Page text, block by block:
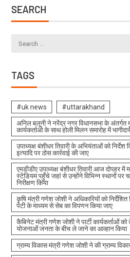
SEARCH
TAGS
#uk news #uttarakhand
अनिल बलूनी ने नरेंद्र नगर विधानसभा के अंतर्गत
कार्यकर्ताओ के साथ होली मिलन समारोह में
उपाध्यक्ष बंशीधर तिवारी के अभियंताओं को निर्देश
इत्यादि पर ठोस कार्रवाई की जाए
एमडीडीए उपाध्यक्ष बंशीधर तिवारी आज दोपहर में
स्टेडियम पहुँचे जहां से उन्होंने विभिन्न स्थानों पर
निरीक्षण किया
कृषि मंत्री गणेश जोशी ने अधिकारियों को
पेटी के माध्यम से सेब का विपणन किया जाए
कैबिनेट मंत्री गणेश जोशी ने पार्टी कार्यकर्ताओं
योजनाओं जनता के बीच ले जाने का आव्हान किया
ग्राम्य विकास मंत्री गणेश जोशी ने की ग्राम्य